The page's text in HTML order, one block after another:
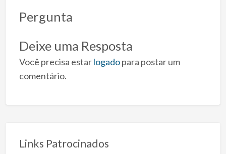
Pergunta
Deixe uma Resposta
Você precisa estarlogadopara postar um
comentário.
Links Patrocinados